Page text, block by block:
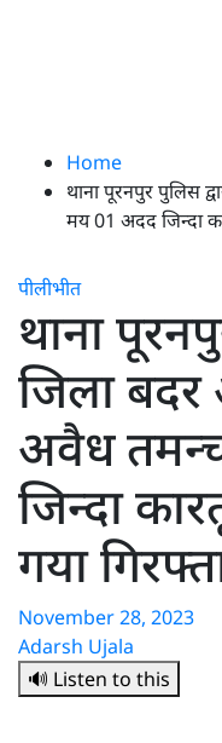
Home
थाना पूरनपुर पुलिस
मय 01 अदद जिन्दा
पीलीभीत
थाना
जिला
अवैध
जिन्दा
गया
November 28, 2023
Adarsh Ujala
🔊 Listen to this